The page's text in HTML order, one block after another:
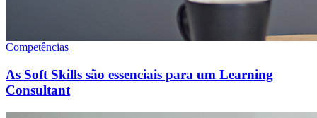
Competências
As Soft Skills são essenciais para um Learning
Consultant